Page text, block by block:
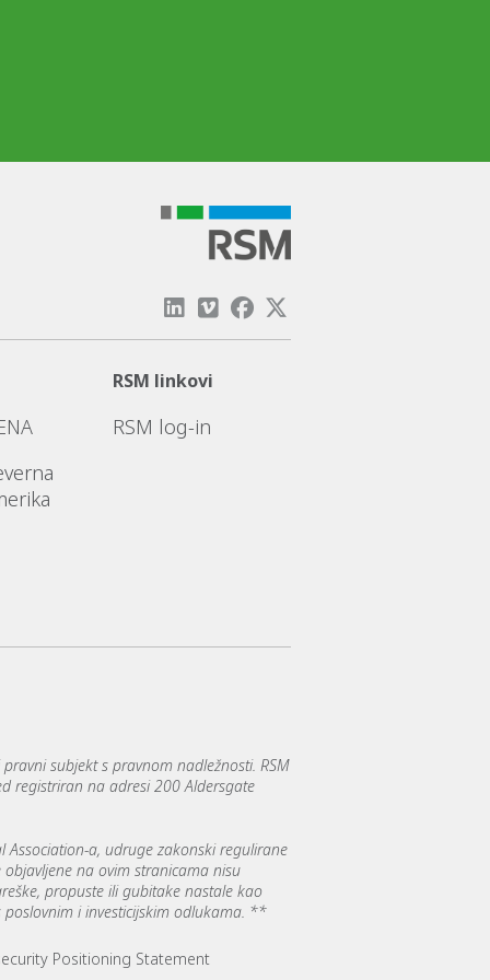
RSM linkovi
RSM log-in
subjekt s pravnom nadležnosti. RSM
registriran na adresi 200 Aldersgate
Association-a, udruge zakonski regulirane
na ovim stranicama nisu
propuste ili gubitake nastale kao
poslovnim i investicijskim odlukama. **
Positioning Statement